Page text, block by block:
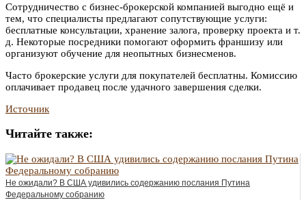
Сотрудничество с бизнес-брокерской компанией выгодно ещё и
тем, что специалисты предлагают сопутствующие услуги:
бесплатные консультации, хранение залога, проверку проекта и т.
д. Некоторые посредники помогают оформить франшизу или
организуют обучение для неопытных бизнесменов.
Часто брокерские услуги для покупателей бесплатны. Комиссию
оплачивает продавец после удачного завершения сделки.
Источник
Читайте также:
Не ожидали? В США удивились содержанию послания Путина
Федеральному собранию